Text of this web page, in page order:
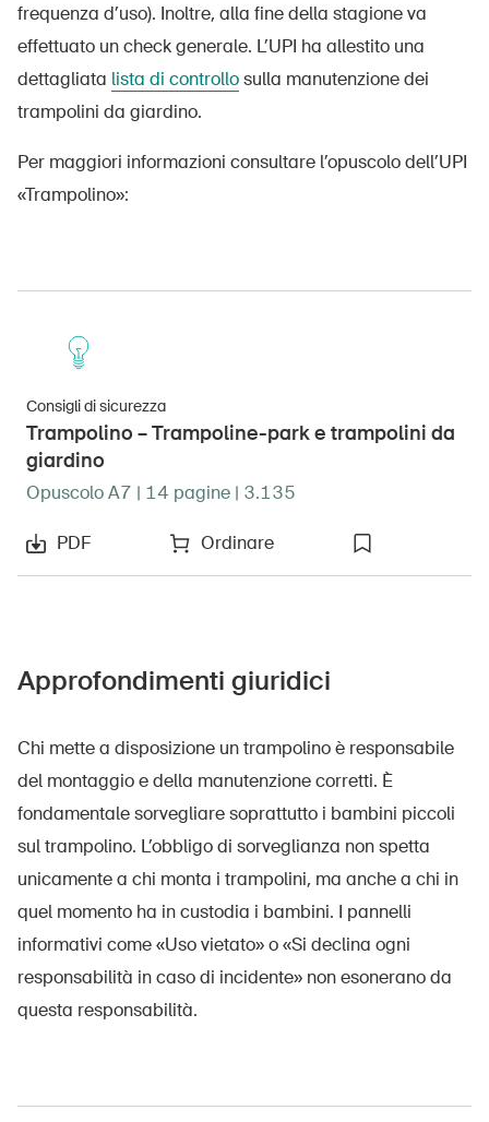
FR
Home
Abbonati alla newsletter
frequenza d’uso). Inoltre, alla fine della stagione va
effettuato un check generale. L’UPI ha allestito una
dettagliata lista di controllosulla manutenzione dei
trampolini da giardino.
Per maggiori informazioni consultare l’opuscolo dell’UPI
«Trampolino»:
Consigli di sicurezza
Trampolino – Trampoline-park e trampolini da
giardino
Opuscolo A7 | 14 pagine | 3.135
PDF Ordinare
Approfondimenti giuridici
Chi mette a disposizione un trampolino è responsabile
del montaggio e della manutenzione corretti. È
fondamentale sorvegliare soprattutto i bambini piccoli
sul trampolino. L’obbligo di sorveglianza non spetta
unicamente a chi monta i trampolini, ma anche a chi in
quel momento ha in custodia i bambini. I pannelli
informativi come «Uso vietato» o «Si declina ogni
responsabilità in caso di incidente» non esonerano da
questa responsabilità.